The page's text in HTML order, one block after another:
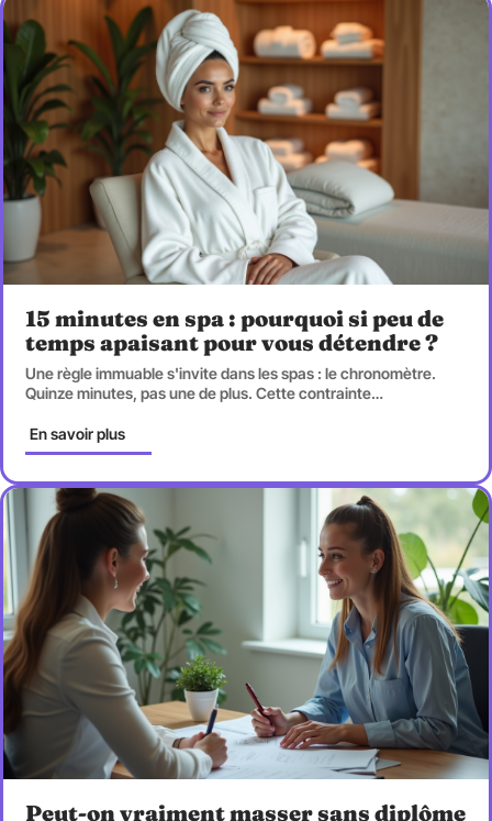
15 minutes en spa : pourquoi si peu de
temps apaisant pour vous détendre ?
Une règle immuable s'invite dans les spas : le chronomètre.
Quinze minutes, pas une de plus. Cette contrainte…
En savoir plus
Peut-on vraiment masser sans diplôme